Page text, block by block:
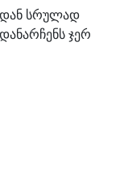
სრულად
ჯერ